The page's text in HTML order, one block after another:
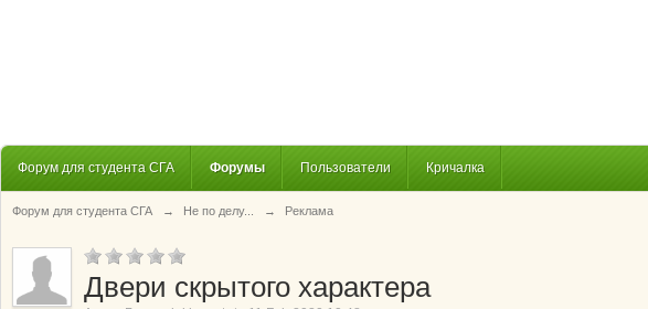
Форум для студента СГА Форумы Пользователи Кричалка
Форум для студента СГА → Не по делу... → Реклама
Двери скрытого характера